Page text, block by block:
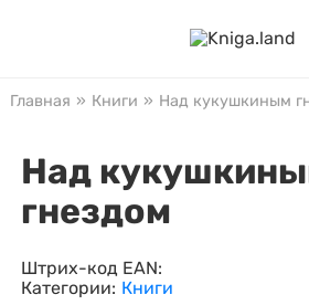
Главная » Книги » Над кукушкиным
Над
гнездом
Штрих-код EAN:
Категории: Книги